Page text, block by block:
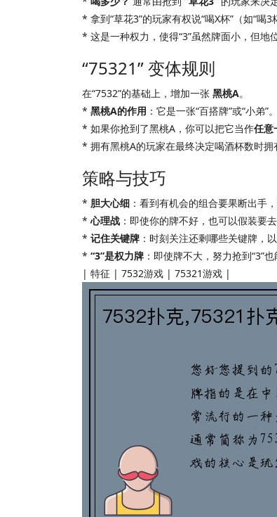
* 拿到“草花3”的玩家有权说“喝X杯”（如“喝
* 这是一种权力，使得“3”虽然牌面小，但地
“75321” 变体规则
在“7532”的基础上，增加一张 黑桃A。
* 黑桃A的作用 ：它是一张“百搭牌”或“小弟”。
* 如果你抢到了黑桃A，你可以把它当作任意
* 拥有黑桃A的玩家在最终决定喝酒杯数时拥
策略与技巧
* 胆大心细 ：看到有机会的组合要果断出手
* 心理战 ：即使你的牌不好，也可以假装要
* 记住关键牌 ：时刻关注还剩哪些关键牌，
* “3”是权力牌 ：即使牌不大，努力抢到“3”
| 特征 | 7532游戏 | 75321游戏 |